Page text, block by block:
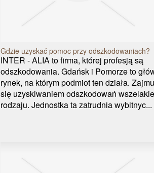
Gdzie uzyskać pomoc przy odszkodowaniach?
INTER - ALIA to firma, której profesją są
odszkodowania. Gdańsk i Pomorze to
rynek, na którym podmiot ten działa.
się uzyskiwaniem odszkodowań
rodzaju. Jednostka ta zatrudnia wybitnyc...